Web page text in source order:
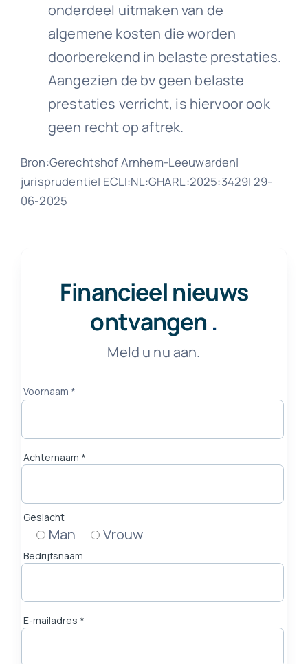
onderdeel uitmaken van de
algemene kosten die worden
doorberekend in belaste prestaties.
Aangezien de bv geen belaste
prestaties verricht, is hiervoor ook
geen recht op aftrek.
Bron:Gerechtshof Arnhem-Leeuwarden|
jurisprudentie| ECLI:NL:GHARL:2025:3429| 29-
06-2025
Financieel nieuws
ontvangen .
Meld u nu aan.